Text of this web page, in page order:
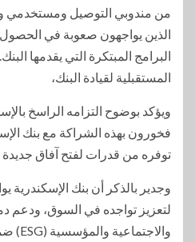
من مندوبي التوصيل ومستخدمي
الذين يواجهون صعوبة في الحصول
البرامج المبتكرة التي يقدمها
المستقبلية لقيادة البنك،
ويؤكد بوضوح التزامه الراسخ
فخورون بهذه الشراكة مع بنك
توفره من قدرات لفتح آفاق جديدة
وجدير بالذكر أن بنك الإسكندرية
لتعزيز تواجده في السوق، ودعم
والاجتماعية والمؤسسية (ESG) ضمن عملياته التجارية.